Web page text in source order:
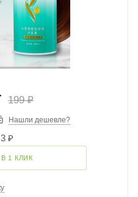
199₽
Нашли дешевле?
₽
1 КЛИК